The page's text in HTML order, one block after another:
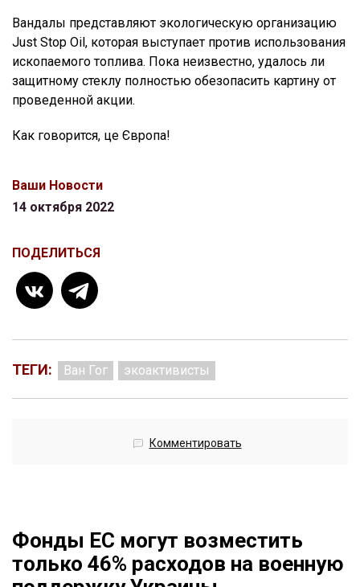
Вандалы представляют экологическую организацию
Just Stop Oil, которая выступает против использования
ископаемого топлива. Пока неизвестно, удалось ли
защитному стеклу полностью обезопасить картину от
проведенной акции.
Как говорится, це Європа!
Ваши Новости
14 октября 2022
ПОДЕЛИТЬСЯ
ТЕГИ: Ван Гог экоактивисты
Комментировать
Фонды ЕС могут возместить
только 46% расходов на военную